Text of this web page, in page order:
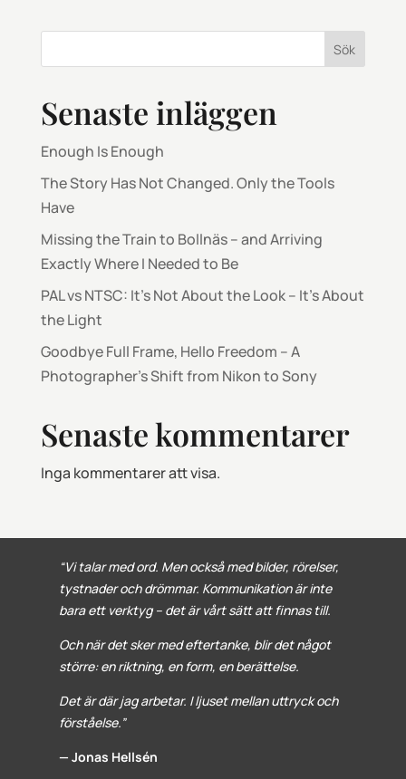
Sök
Senaste inläggen
Enough Is Enough
The Story Has Not Changed. Only the Tools
Have
Missing the Train to Bollnäs – and Arriving
Exactly Where I Needed to Be
PAL vs NTSC: It’s Not About the Look – It’s About
the Light
Goodbye Full Frame, Hello Freedom – A
Photographer’s Shift from Nikon to Sony
Senaste kommentarer
Inga kommentarer att visa.
“Vi talar med ord. Men också med bilder, rörelser,
tystnader och drömmar. Kommunikation är inte
bara ett verktyg – det är vårt sätt att finnas till.
Och när det sker med eftertanke, blir det något
större: en riktning, en form, en berättelse.
Det är där jag arbetar. I ljuset mellan uttryck och
förståelse.”
— Jonas Hellsén